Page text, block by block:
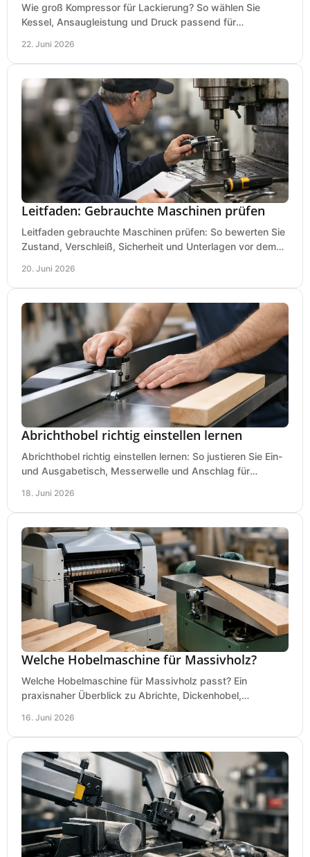
Wie groß Kompressor für Lackierung? So wählen Sie
Kessel, Ansaugleistung und Druck passend für
22. Juni 2026
Leitfaden: Gebrauchte Maschinen prüfen
Leitfaden gebrauchte Maschinen prüfen: So bewerten Sie
Zustand, Verschleiß, Sicherheit und Unterlagen vor dem
20. Juni 2026
Abrichthobel richtig einstellen lernen
Abrichthobel richtig einstellen lernen: So justieren Sie Ein-
und Ausgabetisch, Messerwelle und Anschlag für
18. Juni 2026
Welche Hobelmaschine für Massivholz?
Welche Hobelmaschine für Massivholz passt? Ein
praxisnaher Überblick zu Abrichte, Dickenhobel,
16. Juni 2026